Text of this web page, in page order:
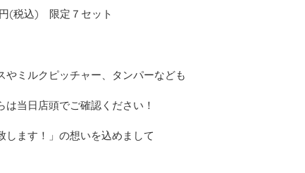
(税込) 限定７セット
ミルクピッチャー、タンパーなども
当日店頭でご確認ください！
します！」の想いを込めまして